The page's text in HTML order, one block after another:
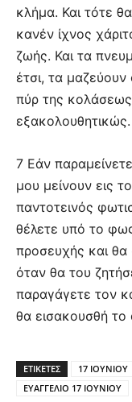
κλήμα. Και τότε
κανέν ίχνος
ζωής. Και τα
έτσι, τα μαζεύουν
πύρ της κολάσεως
εξακολουθητικώς.
7 Εάν
μου μείνουν εις
παντοτεινός
θέλετε υπό το
προσευχής και θα
όταν θα του
παραγάγετε τον
θα εισακουσθή το
ΕΤΙΚΕΤΕΣ 17 ΙΟΥΝΙΟΥ
ΕΥΑΓΓΕΛΙΟ 17 ΙΟΥΝΙΟΥ